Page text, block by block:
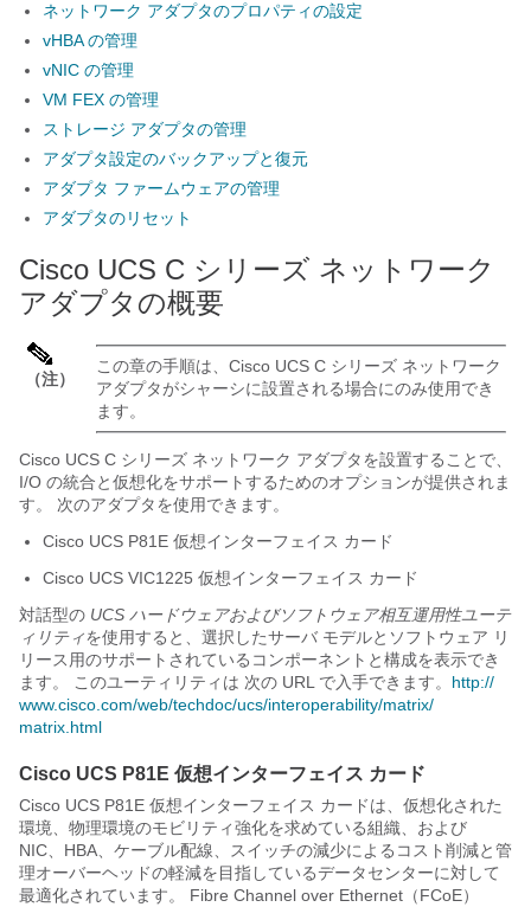
ネットワーク アダプタのプロパティの設定
vHBA の管理
vNIC の管理
VM FEX の管理
ストレージ アダプタの管理
アダプタ設定のバックアップと復元
アダプタ ファームウェアの管理
アダプタのリセット
Cisco UCS C シリーズ ネットワーク
アダプタの概要
（注）
この章の手順は、Cisco UCS C シリーズ ネットワーク
アダプタがシャーシに設置される場合にのみ使用でき
ます。
Cisco UCS C シリーズ ネットワーク アダプタを設置することで、
I/O の統合と仮想化をサポートするためのオプションが提供されま
す。 次のアダプタを使用できます。
Cisco UCS P81E 仮想インターフェイス カード
Cisco UCS VIC1225 仮想インターフェイス カード
対話型の UCS ハードウェアおよびソフトウェア相互運用性ユーテ
ィリティを使用すると、選択したサーバ モデルとソフトウェア リ
リース用のサポートされているコンポーネントと構成を表示でき
ます。 このユーティリティは 次の URL で入手できます。 http:/​/​
www.cisco.com/​web/​techdoc/​ucs/​interoperability/​matrix/​
matrix.html
Cisco UCS P81E 仮想インターフェイス カード
Cisco UCS P81E 仮想インターフェイス カードは、仮想化された
環境、物理環境のモビリティ強化を求めている組織、および
NIC、HBA、ケーブル配線、スイッチの減少によるコスト削減と管
理オーバーヘッドの軽減を目指しているデータセンターに対して
最適化されています。 Fibre Channel over Ethernet（FCoE）